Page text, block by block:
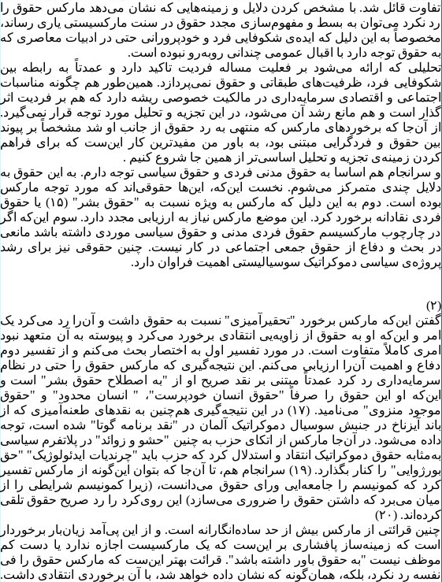
تفاوت قائل شد. با مشخص کردن دلایل و زمینه‌هایی که نشان می‌دهد مارکس حقوق را
رد نکرد می‌توان به بسط و مفهوم‌سازی مجدد حقوق در سنت مارکسیستی یاری رساند،
مخصوصاً به این دلیل که ایده‌ی شکوفایی فرد و خودپرورانی حتی در ادبیات معاصری که
به حقوق توجه دارد با اقبال عمومی چندانی روبه‌رو نبوده است.
تحلیلی که ارائه می‌شود بر فعلیت مساله فردیت تاکید دارد و عمدتاً به رابطه بین
شکوفایی فرد، ظرفیت‌های طبقاتی و حقوق نمی‌پردازد. همین‌طور هم چگونه مناسبات
اجتماعی و اقتصادی سرمایه‌داری در مالکیت خصوصی ریشه دارد که هم بر فردیت اثر
گذار است و هم مانع رشد آن می‌شود، در این تجزیه و تحلیل مورد توجه قرار نمی‌گیرد.
از آن‌جا که برخوردهای مارکس که منتهی به رد حقوق از جانب او شد مشخصاً بر پیوند
بین حقوق و فردگرایی مبتنی بود، به باور من مفیدترین کار این‌ست که برای فراهم
کردن زمینه‌ی تجزیه و تحلیل اساسی‌تر از همین جا شروع کنیم .
و سرانجام هم اساسا به حقوق مدنی فردی و حقوق سیاسی توجه دارم. به این حقوق به
دلایل چندی متمرکز می‌شوم. نخست این‌که، این‌ها حقوقی‌اند که مورد توجه مارکس
بوده است. دوم به این دلیل که مارکس به ویژه نسبت به "حقوق بشر" (۱۵) یا حقوق
فردی نقادانه برخورد کرد. این موضع مارکس نیاز به ارزیابی مجدد دارد. سوم این‌که اگر
در چارچوب مارکسیسم حقوق فردی مدنی و حقوق سیاسی موردی داشته باشد مانعی
در بحث و دفاع از حقوق جمعی اجتماعی در کار نیست. چنین حقوقی نیز برای رشد
پروژه‌ی سیاسی دموکراتیک سوسیالیستی اهمیت فراوان دارد.
(۲)
گفتن این‌که مارکس برخورد "تحقیر‌آمیزی" نسبت به حقوق داشت و آن‌را رد می‌کرد یک
امر و این‌که او به حقوق از زاویه‌یی انتقادی برخورد می‌کرد و پیوسته به آن متعهد نبود
امری کاملاً متفاوت است. در مورد تفسیر اول به اختصار بحث می‌کنم و از تفسیر دوم
دفاع و اهمیت آن‌را ارزیابی می‌کنم. این نتیجه‌گیری که مارکس حقوق را حتی در نظام
سرمایه‌داری رد کرد عمدتاً مبتنی بر نقد صریح او از "به اصطلاح حقوق بشر" است و
این‌که او این حقوق را صرفاً "حقوق انسان خودپرست"، " انسان محدود" و "حقوق
موجود منزوی" می‌نامید. (۱۷) در این نتیجه‌گیری هم‌چنین به نقدهای طعنه‌آمیزی که از
باند آیزناخ در جنبش سوسیال دموکراتیک آلمان در "نقد برنامه گوتا" شده است، توجه
داده می‌شود. در آن‌جا مارکس از اتکای حزب به چنین "حشو و زوائد" در پلاتفرم سیاسی
به‌مثابه حقوق دموکراتیک انتقاد و استدلال کرد که حزب باید "چرندیات ایدئولوژیک" "حق
بورژوایی" را کنار بگذارد. (۱۹) سرانجام هم، تا آن‌جا که بتوان این‌گونه از مارکس تفسیر
کرد که کمونیسم را جامعه‌ایی ورای حقوق می‌دانست، (زیرا کمونیسم شرایطی را از
میان می‌برد که داشتن حقوق را ضروری می‌سازد) این روی‌کرد را رد صریح حقوق تلقی
کرده‌اند. (۲۰)
چنین قرائتی از مارکس بیش از حد ساده‌انگارانه است. و از این پی‌آمد زیان‌بار برخوردار
است که زمینه‌ساز پافشاری بر این‌ست که یک مارکسیست اجازه ندارد یا دست کم
موظف نیست "به حقوق باور داشته باشد". قرائت بهتر این‌ست که مارکس حقوق را فی
نفسه رد نکرد، بلکه، همان‌گونه که نشان داده خواهد شد، با آن برخوردی انتقادی داشت.